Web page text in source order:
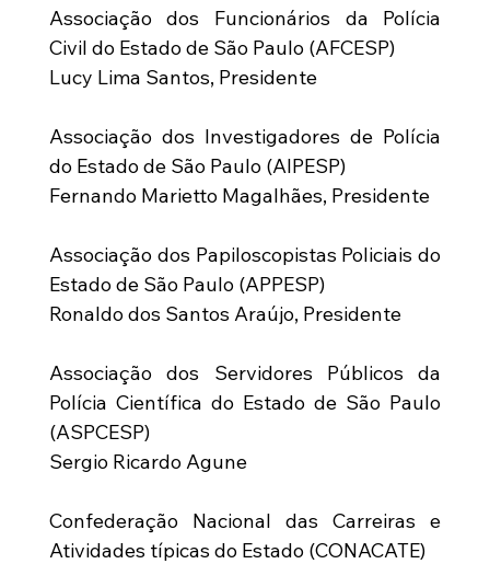
Associação dos Funcionários da Polícia
Civil do Estado de São Paulo (AFCESP)
Lucy Lima Santos, Presidente
Associação dos Investigadores de Polícia
do Estado de São Paulo (AIPESP)
Fernando Marietto Magalhães, Presidente
Associação dos Papiloscopistas Policiais do
Estado de São Paulo (APPESP)
Ronaldo dos Santos Araújo, Presidente
Associação dos Servidores Públicos da
Polícia Científica do Estado de São Paulo
(ASPCESP)
Sergio Ricardo Agune
Confederação Nacional das Carreiras e
Atividades típicas do Estado (CONACATE)